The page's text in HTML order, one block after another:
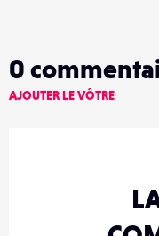
0
AJOUTER LE VÔTRE